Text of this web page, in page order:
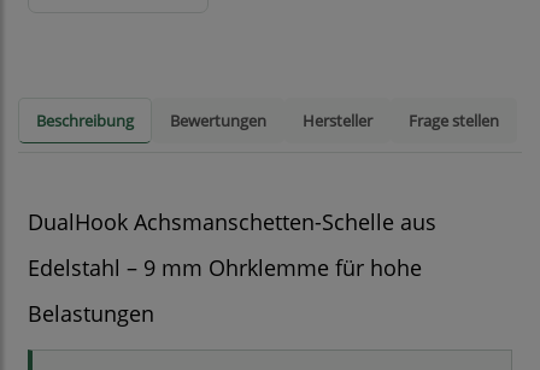
Beschreibung Bewertungen Hersteller Frage stellen
DualHook Achsmanschetten-Schelle aus
Edelstahl – 9 mm Ohrklemme für hohe
Belastungen